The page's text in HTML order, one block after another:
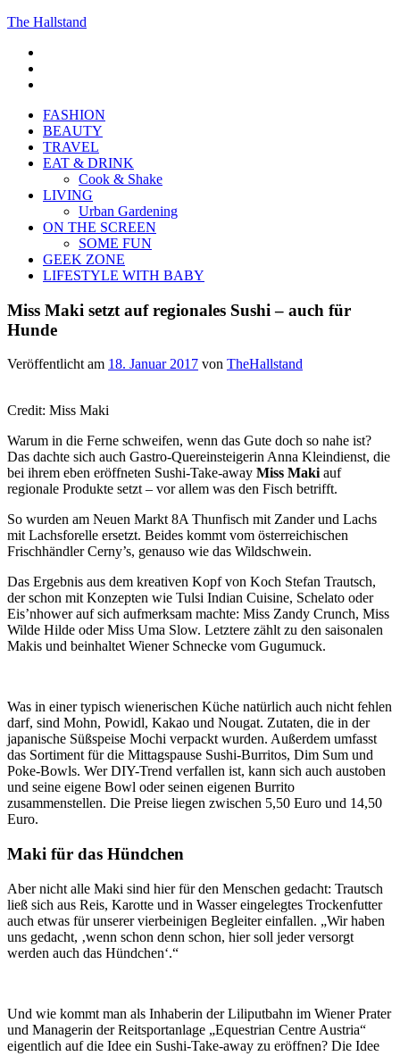
The Hallstand
FASHION
BEAUTY
TRAVEL
EAT & DRINK
Cook & Shake
LIVING
Urban Gardening
ON THE SCREEN
SOME FUN
GEEK ZONE
LIFESTYLE WITH BABY
Miss Maki setzt auf regionales Sushi – auch für
Hunde
Veröffentlicht am 18. Januar 2017 von TheHallstand
Credit: Miss Maki
Warum in die Ferne schweifen, wenn das Gute doch so nahe ist?
Das dachte sich auch Gastro-Quereinsteigerin Anna Kleindienst, die
bei ihrem eben eröffneten Sushi-Take-away Miss Makiauf
regionale Produkte setzt – vor allem was den Fisch betrifft.
So wurden am Neuen Markt 8A Thunfisch mit Zander und Lachs
mit Lachsforelle ersetzt. Beides kommt vom österreichischen
Frischhändler Cerny’s, genauso wie das Wildschwein.
Das Ergebnis aus dem kreativen Kopf von Koch Stefan Trautsch,
der schon mit Konzepten wie Tulsi Indian Cuisine, Schelato oder
Eis’nhower auf sich aufmerksam machte: Miss Zandy Crunch, Miss
Wilde Hilde oder Miss Uma Slow. Letztere zählt zu den saisonalen
Makis und beinhaltet Wiener Schnecke vom Gugumuck.
Was in einer typisch wienerischen Küche natürlich auch nicht fehlen
darf, sind Mohn, Powidl, Kakao und Nougat. Zutaten, die in der
japanische Süßspeise Mochi verpackt wurden. Außerdem umfasst
das Sortiment für die Mittagspause Sushi-Burritos, Dim Sum und
Poke-Bowls. Wer DIY-Trend verfallen ist, kann sich auch austoben
und seine eigene Bowl oder seinen eigenen Burrito
zusammenstellen. Die Preise liegen zwischen 5,50 Euro und 14,50
Euro.
Maki für das Hündchen
Aber nicht alle Maki sind hier für den Menschen gedacht: Trautsch
ließ sich aus Reis, Karotte und in Wasser eingelegtes Trockenfutter
auch etwas für unserer vierbeinigen Begleiter einfallen. „Wir haben
uns gedacht, ‚wenn schon denn schon, hier soll jeder versorgt
werden auch das Hündchen‘.“
Und wie kommt man als Inhaberin der Liliputbahn im Wiener Prater
und Managerin der Reitsportanlage „Equestrian Centre Austria“
eigentlich auf die Idee ein Sushi-Take-away zu eröffnen? Die Idee